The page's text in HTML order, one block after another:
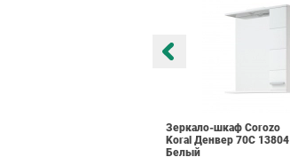
Зеркало-шкаф Corozo
Koral Денвер 70С 13804
Белый